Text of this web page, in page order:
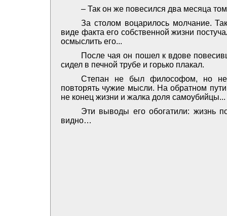
– Так он же повесился два месяца
За столом воцарилось молчание.
виде факта его собственной жизни
осмыслить его...
После чая он пошел к вдове
сидел в печной трубе и горько плакал.
Степан не был философом, но не
повторять чужие мысли. На обратном
не конец жизни и жалка доля самоубийцы...
Эти выводы его обогатили: жизнь
видно…